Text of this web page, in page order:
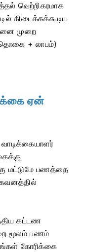
வெற்றிகரமாக
கிடைக்கக்கூடிய
முறை
+ லாபம்)
ஏன்
மட்டுமே பணத்தை
கவனத்தில்
கட்டண
மூலம் பணம்
கோரிக்கை